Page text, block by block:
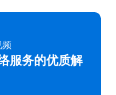
服务的优质解